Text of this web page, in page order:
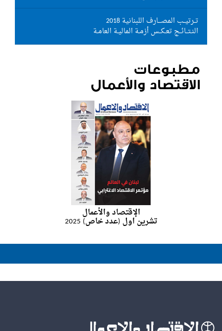
تــرتيــب المصـــارف اللبنانية 2018
النـتــائــج تعـكــس أزمـة الماليـة العامـة
مطبوعات
الاقتصاد والأعمال
الإقتصاد والأعمال
تشرين اول (عدد خاص) 2025